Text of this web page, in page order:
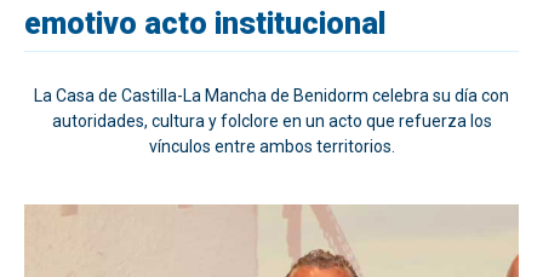
emotivo acto institucional
La Casa de Castilla-La Mancha de Benidorm celebra su día con
autoridades, cultura y folclore en un acto que refuerza los
vínculos entre ambos territorios.